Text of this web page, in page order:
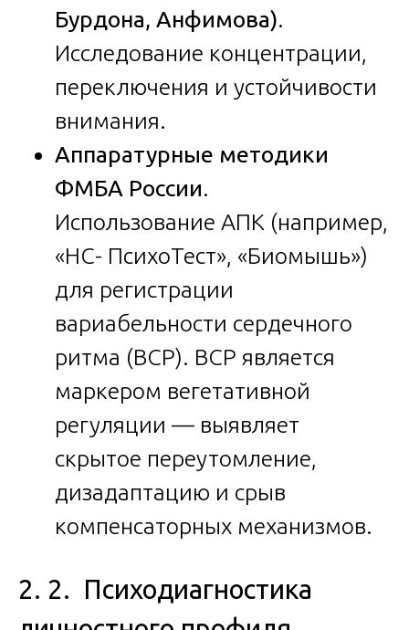
Бурдона, Анфимова).
Исследование концентрации,
переключения и устойчивости
внимания.
Аппаратурные методики
ФМБА России.
Использование АПК (например,
«НС- ПсихоТест», «Биомышь»)
для регистрации
вариабельности сердечного
ритма (ВСР). ВСР является
маркером вегетативной
регуляции — выявляет
скрытое переутомление,
дизадаптацию и срыв
компенсаторных механизмов.
2. 2. Психодиагностика